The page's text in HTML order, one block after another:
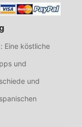
Eine köstliche
und
und